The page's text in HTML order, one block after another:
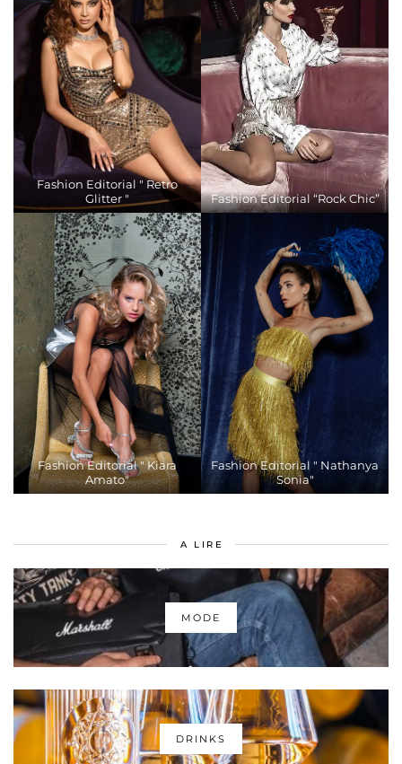
Fashion Editorial " Retro
Glitter "
Fashion Editorial “Rock Chic”
Fashion Editorial " Kiara
Amato"
Fashion Editorial " Nathanya
Sonia"
A LIRE
MODE
DRINKS